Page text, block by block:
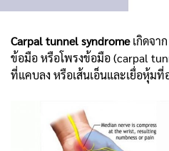
Carpal tunnel syndromeเกิดจา
ข้อมือ หรือโพรงข้อมือ (carpal
ที่แคบลง หรือเส้นเอ็นและเยื่อหุ้ม